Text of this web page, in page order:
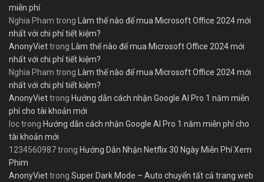
miễn phí
Nghia Pham trong Làm thế nào để mua Microsoft Office 2024 mới
nhất với chi phí tiết kiệm?
AnonyViettrong Làm thế nào để mua Microsoft Office 2024 mới
nhất với chi phí tiết kiệm?
Nghia Pham trong Làm thế nào để mua Microsoft Office 2024 mới
nhất với chi phí tiết kiệm?
AnonyViettrong Hướng dẫn cách nhận Google AI Pro 1 năm miễn
phí cho tài khoản mới
loctrong Hướng dẫn cách nhận Google AI Pro 1 năm miễn phí cho
tài khoản mới
1234560987trong Hướng Dẫn Nhận Netflix 30 Ngày Miễn Phí Xem
Phim
AnonyViettrong Super Dark Mode – Auto chuyển tất cả trang web